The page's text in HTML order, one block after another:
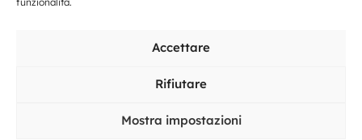
Accettare
Rifiutare
Mostra impostazioni